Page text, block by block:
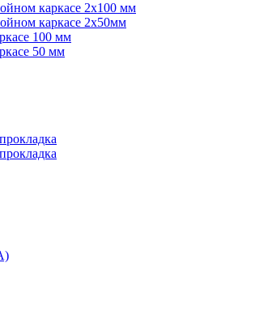
каркасе 2х100 мм
каркасе 2х50мм
100 мм
50 мм